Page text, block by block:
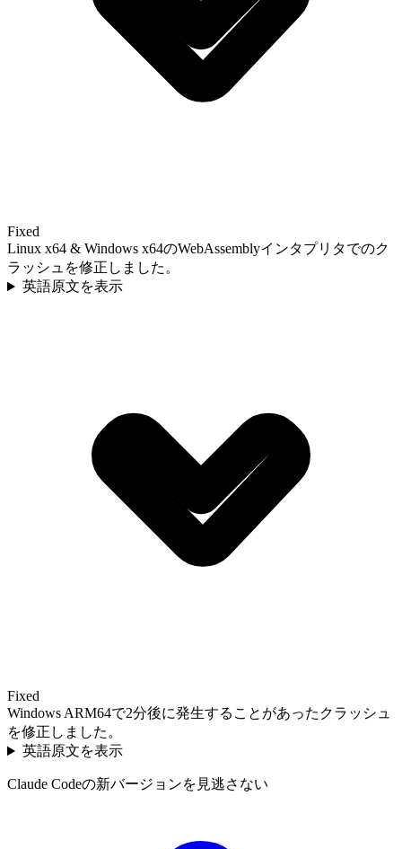
Fixed
Linux x64 & Windows x64のWebAssemblyインタプリタでのク
ラッシュを修正しました。
英語原文を表示
Fixed
Windows ARM64で2分後に発生することがあったクラッシュ
を修正しました。
英語原文を表示
Claude Codeの新バージョンを見逃さない